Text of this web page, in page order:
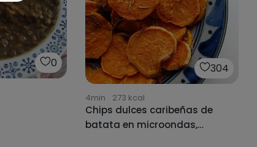
0 304
4min · 273 kcal
Chips dulces caribeñas de
batata en microondas,